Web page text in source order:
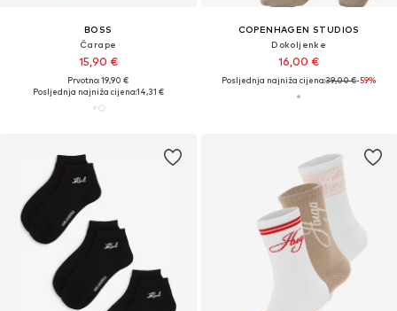
BOSS
Čarape
15,90 €
Prvotno: 19,90 €
Posljednja najniža cijena:14,31 €
COPENHAGEN STUDIOS
Dokoljenke
16,00 €
Posljednja najniža cijena:39,00 €-59%